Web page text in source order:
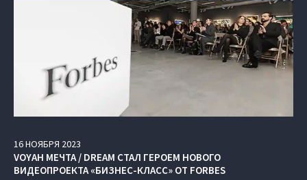
16НОЯБРЯ 2023
VOYAH МЕЧТА / DREAM СТАЛ ГЕРОЕМ НОВОГО
ВИДЕОПРОЕКТА «БИЗНЕС-КЛАСС» ОТ FORBES